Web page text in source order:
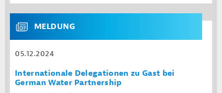
MELDUNG
05.12.2024
Internationale Delegationen zu Gast bei
German Water Partnership